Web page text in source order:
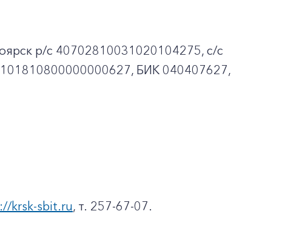
p/c 40702810031020104275, с/с
БИК 040407627,
krsk-sbit.ru, т. 257-67-07.